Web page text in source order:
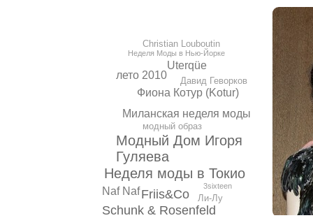
Неделя моды в Токио
Модный Дом Игоря
Гуляева
Friis&Co
Schunk & Rosenfeld
Миланская неделя моды
Фиона Котур (Kotur)
Naf Naf
Uterqüe
лето 2010
модный образ
Ли-Лу
Давид Геворков
Christian Louboutin
3sixteen
Неделя Моды в Нью-Йорке